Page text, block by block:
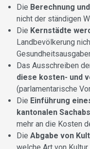
Die Berechnung
nicht der ständigen
Die Kernstädte
Landbevölkerung
Das Ausschreiben
diese kosten- und
(parlamentarische
Die Einführung
kantonalen
mehr an die Kosten
DieAbgabe von